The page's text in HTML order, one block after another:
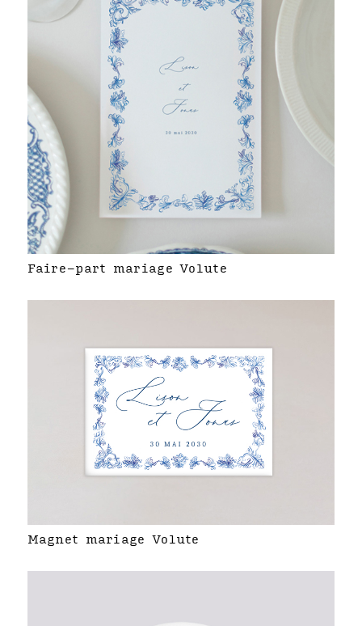
Faire-part mariage Volute
Magnet mariage Volute